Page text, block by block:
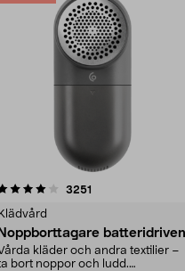
3251
Klädvård
Noppborttagare batteridriven
kläder och andra textilier –
bort noppor och ludd.
4.5av 5 stjärnor